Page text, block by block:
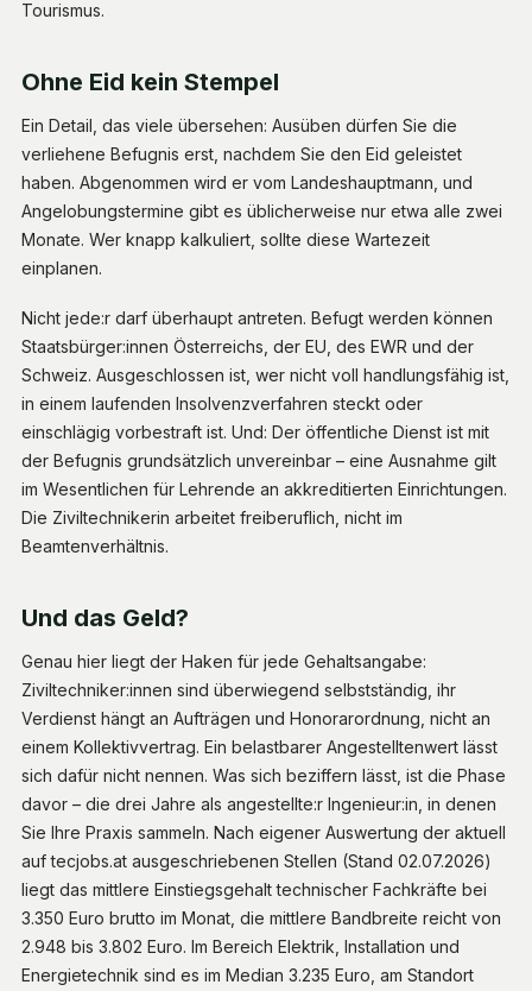
Tourismus.
Ohne Eid kein Stempel
Ein Detail, das viele übersehen: Ausüben dürfen Sie die
verliehene Befugnis erst, nachdem Sie den Eid geleistet
haben. Abgenommen wird er vom Landeshauptmann, und
Angelobungstermine gibt es üblicherweise nur etwa alle zwei
Monate. Wer knapp kalkuliert, sollte diese Wartezeit
einplanen.
Nicht jede:r darf überhaupt antreten. Befugt werden können
Staatsbürger:innen Österreichs, der EU, des EWR und der
Schweiz. Ausgeschlossen ist, wer nicht voll handlungsfähig ist,
in einem laufenden Insolvenzverfahren steckt oder
einschlägig vorbestraft ist. Und: Der öffentliche Dienst ist mit
der Befugnis grundsätzlich unvereinbar – eine Ausnahme gilt
im Wesentlichen für Lehrende an akkreditierten Einrichtungen.
Die Ziviltechnikerin arbeitet freiberuflich, nicht im
Beamtenverhältnis.
Und das Geld?
Genau hier liegt der Haken für jede Gehaltsangabe:
Ziviltechniker:innen sind überwiegend selbstständig, ihr
Verdienst hängt an Aufträgen und Honorarordnung, nicht an
einem Kollektivvertrag. Ein belastbarer Angestelltenwert lässt
sich dafür nicht nennen. Was sich beziffern lässt, ist die Phase
davor – die drei Jahre als angestellte:r Ingenieur:in, in denen
Sie Ihre Praxis sammeln. Nach eigener Auswertung der aktuell
auf tecjobs.at ausgeschriebenen Stellen (Stand 02.07.2026)
liegt das mittlere Einstiegsgehalt technischer Fachkräfte bei
3.350 Euro brutto im Monat, die mittlere Bandbreite reicht von
2.948 bis 3.802 Euro. Im Bereich Elektrik, Installation und
Energietechnik sind es im Median 3.235 Euro, am Standort